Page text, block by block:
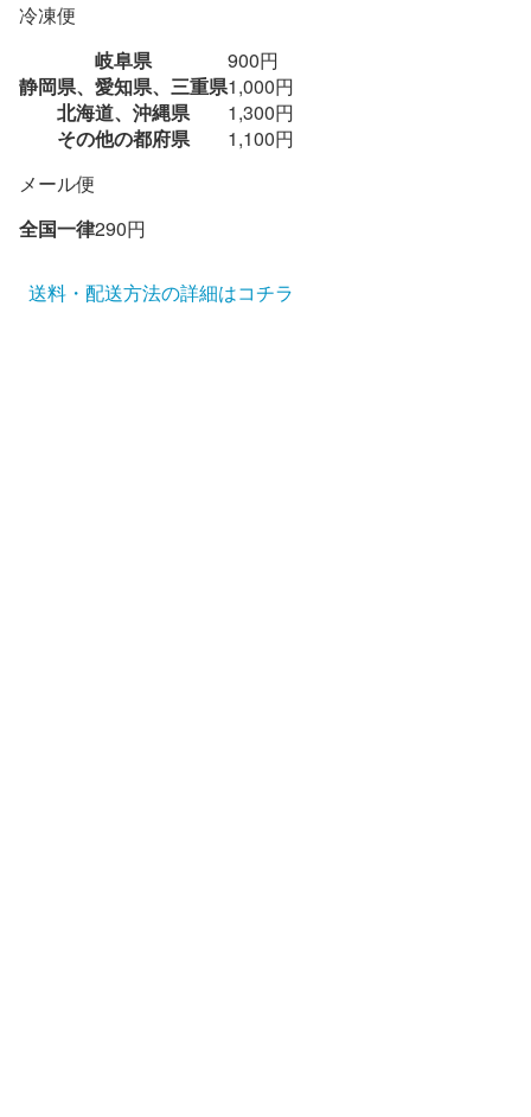
冷凍便
岐阜県
900円
静岡県、愛知県、三重県1,000円
北海道、沖縄県
1,300円
その他の都府県
1,100円
メール便
全国一律290円
送料・配送方法の詳細はコチラ